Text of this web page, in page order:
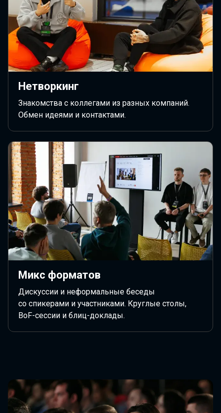
Нетворкинг
Знакомства с коллегами из разных компаний.
Обмен идеями и контактами.
Микс форматов
Дискуссии и неформальные беседы
со спикерами и участниками. Круглые столы,
BoF-сессии и блиц-доклады.